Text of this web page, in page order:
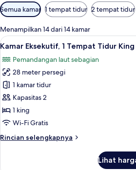
Filter
tersedia
untuk
kamar
Semua kamar 1 tempat tidur 2 tempat tidur
Menampilkan 14 dari 14 kamar
Lihat
semua
foto
untuk
Kamar
Eksekutif,
1
Tempat
King
Seprai
8
Kamar Eksekutif, 1 Tempat Tidur King
Pemandangan laut sebagian
28 meter persegi
1 kamar tidur
Kapasitas 2
1 king
Wi-Fi Gratis
Rincian selengkapnya
Rincian
Lihat